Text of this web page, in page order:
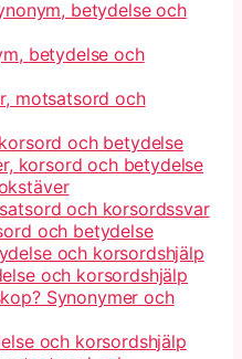
betydelse och
betydelse och
motsatsord och
och betydelse
korsord och betydelse
och korsordssvar
och betydelse
och korsordshjälp
och korsordshjälp
Synonymer och
och korsordshjälp